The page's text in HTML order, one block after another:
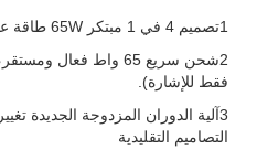
1تصميم 4 في 1 مبتكر 65W طاقة عالية، 3A التيار العالي، يدعم الشحن السريع ونقل البيانات.
2شحن سريع 65 واط فعال ومستقر، يشحن iPhone 15 Pro إلى 60٪ في 30 دقيقة (بيانات من مختبر ESSAGER،
فقط للإشارة).
3آلية الدوران المزدوجة الجديدة تغيير فوري بين أربعة مجموعات من الموصلات دون توصيل وإزالة، على عكس
التصاميم التقليدية